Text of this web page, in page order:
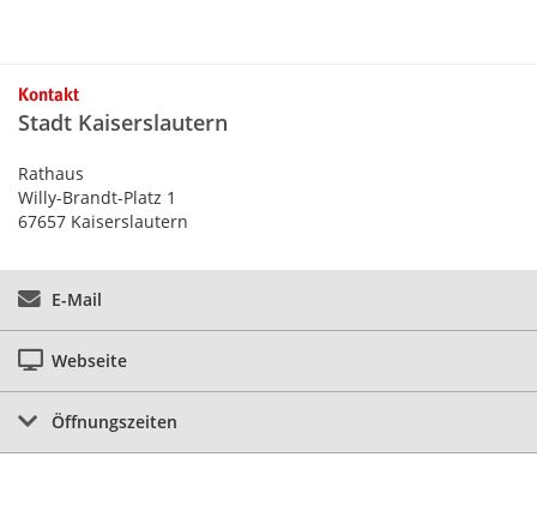
Kontaktinformationen und Weiterführendes
Kontakt
Stadt Kaiserslautern
Rathaus
Willy-Brandt-Platz 1
67657 Kaiserslautern
E-Mail
Webseite
Öffnungszeiten